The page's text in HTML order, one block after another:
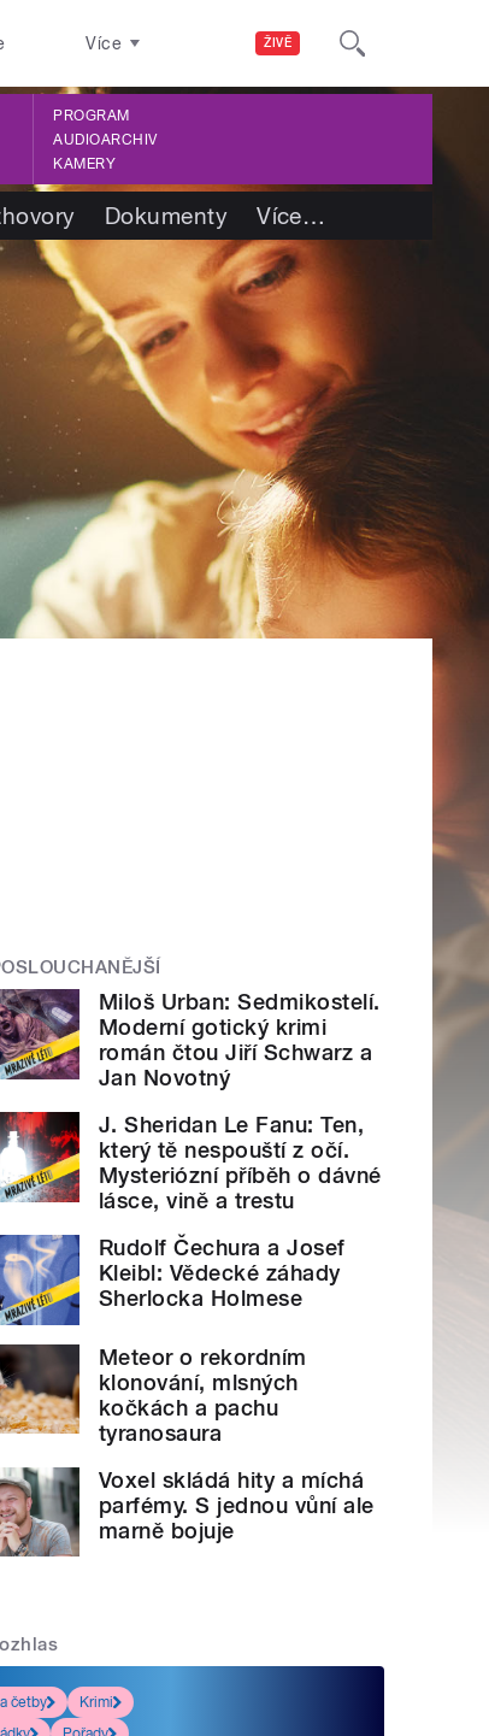
ŽIVĚ
Více
PROGRAM
AUDIOARCHIV
KAMERY
Dokumenty Více…
Miloš Urban: Sedmikostelí.
Moderní gotický krimi
román čtou Jiří Schwarz a
Jan Novotný
J. Sheridan Le Fanu: Ten,
který tě nespouští z očí.
Mysteriózní příběh o dávné
lásce, vině a trestu
Rudolf Čechura a Josef
Kleibl: Vědecké záhady
Sherlocka Holmese
Meteor o rekordním
klonování, mlsných
kočkách a pachu
tyranosaura
Voxel skládá hity a míchá
parfémy. S jednou vůní ale
marně bojuje
četby
Krimi